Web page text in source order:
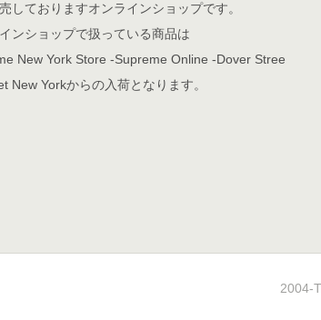
しておりますオンラインショップです。
ンショップで扱っている商品は
New York Store -Supreme Online -Dover Stree
New Yorkからの入荷となります。
2004-